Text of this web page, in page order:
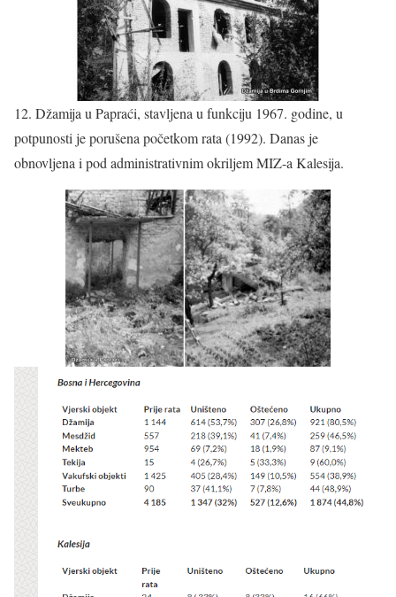
12. Džamija u Papraći, stavljena u funkciju 1967. godine, u
potpunosti je porušena početkom rata (1992). Danas je
obnovljena i pod administrativnim okriljem MIZ-a Kalesija.